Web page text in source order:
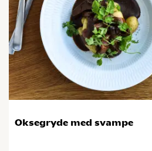
Oksegryde med svampe